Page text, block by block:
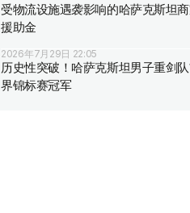
受物流设施遇袭影响的哈萨克斯坦
援助金
2026年7月29日 22:05
历史性突破！哈萨克斯坦男子重剑
界锦标赛冠军